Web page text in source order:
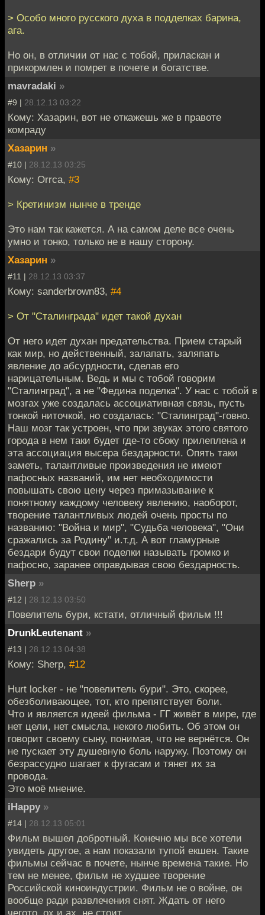
> Особо много русского духа в подделках барина,
ага.
Но он, в отличии от нас с тобой, приласкан и
прикормлен и помрет в почете и богатстве.
mavradaki »
#9 | 28.12.13 03:22
Кому: Хазарин, вот не откажешь же в правоте
комраду
Хазарин »
#10 | 28.12.13 03:25
Кому: Orrca, #3
> Кретинизм нынче в тренде
Это нам так кажется. А на самом деле все очень
умно и тонко, только не в нашу сторону.
Хазарин »
#11 | 28.12.13 03:37
Кому: sanderbrown83, #4
> От "Сталинграда" идет такой духан
От него идет духан предательства. Прием старый
как мир, но действенный, залапать, заляпать
явление до абсурдности, сделав его
нарицательным. Ведь и мы с тобой говорим
"Сталинград", а не "Федина поделка". У нас с тобой в
мозгах уже создалась ассоциативная связь, пусть
тонкой ниточкой, но создалась: "Сталинград"-говно.
Наш мозг так устроен, что при звуках этого святого
города в нем таки будет где-то сбоку прилеплена и
эта ассоциация высера бездарности. Опять таки
заметь, талантливые произведения не имеют
пафосных названий, им нет необходимости
повышать свою цену через примазывание к
понятному каждому человеку явлению, наоборот,
творение талантливых людей очень просты по
названию: "Война и мир", "Судьба человека", "Они
сражались за Родину" и.т.д. А вот гламурные
бездари будут свои поделки называть громко и
пафосно, заранее оправдывая свою бездарность.
Sherp »
#12 | 28.12.13 03:50
Повелитель бури, кстати, отличный фильм !!!
DrunkLeutenant »
#13 | 28.12.13 04:38
Кому: Sherp, #12
Hurt locker - не "повелитель бури". Это, скорее,
обезболивающее, тот, кто препятствует боли.
Что и является идеей фильма - ГГ живёт в мире, где
нет цели, нет смысла, некого любить. Об этом он
говорит своему сыну, понимая, что не вернётся. Он
не пускает эту душевную боль наружу. Поэтому он
безрассудно шагает к фугасам и тянет их за
провода.
Это моё мнение.
iHappy »
#14 | 28.12.13 05:01
Фильм вышел добротный. Конечно мы все хотели
увидеть другое, а нам показали тупой екшен. Такие
фильмы сейчас в почете, нынче времена такие. Но
тем не менее, фильм не худшее творение
Российской киноиндустрии. Фильм не о войне, он
вообще ради развлечения снят. Ждать от него
чегото, ох и ах, не стоит.